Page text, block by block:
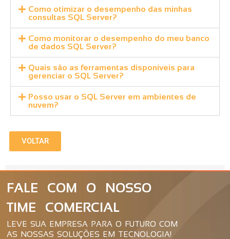
Como otimizar o desempenho das minhas
consultas SQL Server?
Como monitorar o desempenho do meu banco
de dados SQL Server?
Quais são as ferramentas disponíveis para
gerenciar o SQL Server?
Posso usar o SQL Server em ambientes de
nuvem?
VOLTAR
FALE COM O NOSSO
TIME COMERCIAL
LEVE SUA EMPRESA PARA O FUTURO COM
AS NOSSAS SOLUÇÕES EM TECNOLOGIA!